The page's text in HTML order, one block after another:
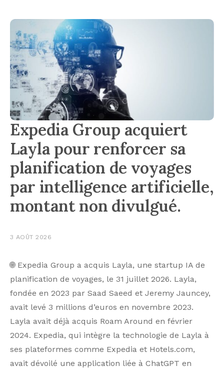
Expedia Group acquiert
Layla pour renforcer sa
planification de voyages
par intelligence artificielle,
montant non divulgué.
3 AOÛT 2026
🌐 Expedia Group a acquis Layla, une startup IA de
planification de voyages, le 31 juillet 2026. Layla,
fondée en 2023 par Saad Saeed et Jeremy Jauncey,
avait levé 3 millions d’euros en novembre 2023.
Layla avait déjà acquis Roam Around en février
2024. Expedia, qui intègre la technologie de Layla à
ses plateformes comme Expedia et Hotels.com,
avait dévoilé une application liée à ChatGPT en